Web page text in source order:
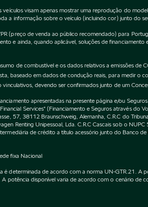
visam apenas mostrar uma reprodução do
a informação sobre o veículo (incluindo cor) junto do
(preço de venda ao público recomendado) para
e ainda, quando aplicável, soluções de
de combustível e os dados relativos a emissões de
baseado em dados de condução reais, para medir o
vinculativos, devendo ser confirmados junto de um
apresentadas na presente página e/ou
Services" (Financiamento e Seguros através do
57, 38112 Braunschweig, Alemanha, C.R.C do
Renting Unipessoal, Lda. C.R.C Cascais sob o
de crédito a título acessório junto do Banco
fixa Nacional
é determinada de acordo com a norma UN-GTR.21. A
potência disponível varia de acordo com o cenário de